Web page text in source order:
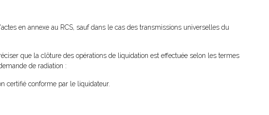
en annexe au RCS, sauf dans le cas des transmissions universelles du
que la clôture des opérations de liquidation est effectuée selon les termes
de radiation :
certifié conforme par le liquidateur.